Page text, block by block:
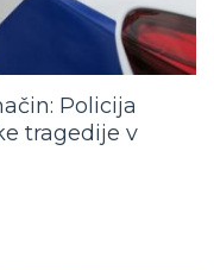
Policija
tragedije v